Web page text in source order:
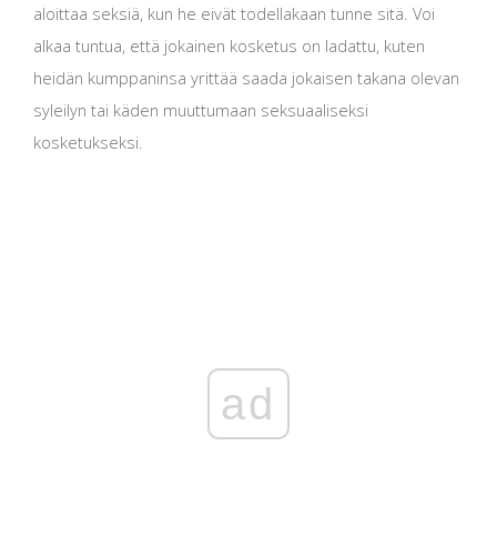
aloittaa seksiä, kun he eivät todellakaan tunne sitä. Voi
alkaa tuntua, että jokainen kosketus on ladattu, kuten
heidän kumppaninsa yrittää saada jokaisen takana olevan
syleilyn tai käden muuttumaan seksuaaliseksi
kosketukseksi.
ad